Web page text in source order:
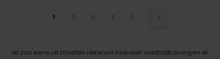
1 2 3 4 5
Je zou eens uit moeten rekenen hoeveel voetbaltrainingen er